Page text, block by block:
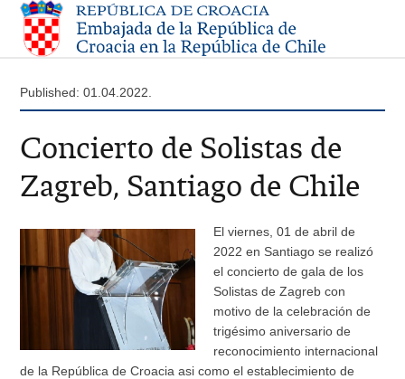
Published: 01.04.2022.
Concierto de Solistas de
Zagreb, Santiago de Chile
El viernes, 01 de abril de
2022 en Santiago se realizó
el concierto de gala de los
Solistas de Zagreb con
motivo de la celebración de
trigésimo aniversario de
reconocimiento internacional
de la República de Croacia asi como el establecimiento de